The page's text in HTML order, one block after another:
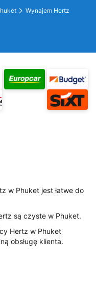
Wynajem Hertz
w Phuket jest łatwe do
są czyste w Phuket.
Hertz w Phuket
obsługę klienta.